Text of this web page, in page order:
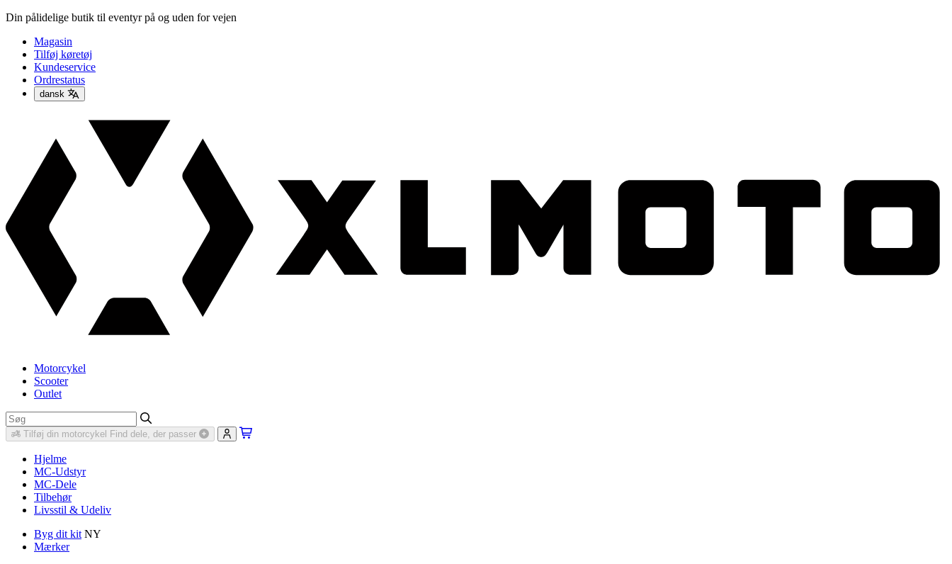
Din pålidelige butik til eventyr på og uden for vejen
Magasin
Tilføj køretøj
Kundeservice
Ordrestatus
dansk
Motorcykel
Scooter
Outlet
Tilføj din motorcykel Find dele, der passer
Hjelme
MC-Udstyr
MC-Dele
Tilbehør
Livsstil & Udeliv
Byg dit kit NY
Mærker